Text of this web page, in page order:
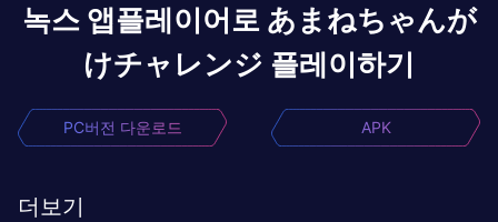
녹스 앱플레이어로 あまねちゃんが
けチャレンジ 플레이하기
PC버전 다운로드 APK
더보기